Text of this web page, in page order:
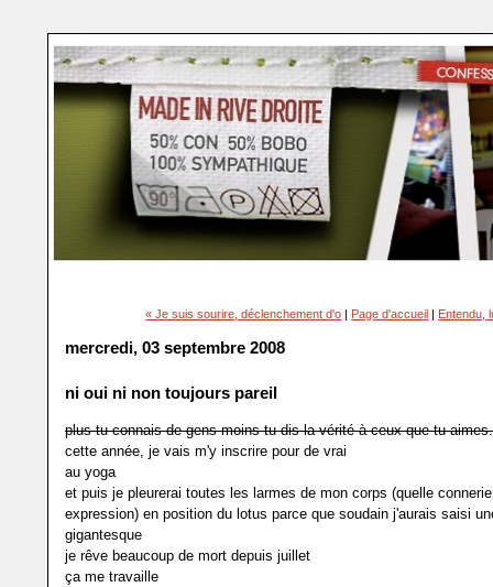
« Je suis sourire, déclenchement d'o | Page d'accueil | Entendu,
mercredi, 03 septembre 2008
ni oui ni non toujours pareil
plus tu connais de gens moins tu dis la vérité à ceux que tu
cette année, je vais m'y inscrire pour de vrai
au yoga
et puis je pleurerai toutes les larmes de mon corps (quelle
expression) en position du lotus parce que soudain j'aurais saisi
gigantesque
je rêve beaucoup de mort depuis juillet
ça me travaille